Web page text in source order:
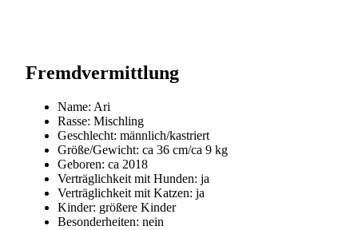
Fremdvermittlung
Name: Ari
Rasse: Mischling
Geschlecht: männlich/kastriert
Größe/Gewicht: ca 36 cm/ca 9 kg
Geboren: ca 2018
Verträglichkeit mit Hunden: ja
Verträglichkeit mit Katzen: ja
Kinder: größere Kinder
Besonderheiten: nein